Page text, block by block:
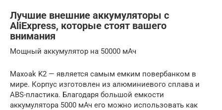
Лучшие внешние аккумуляторы с
AliExpress, которые стоят вашего
внимания
Мощный аккумулятор на 50000 мАч
Maxoak K2 — является самым емким повербанком в
мире. Корпус изготовлен из алюминиевого сплава и
ABS-пластика. Благодаря большой емкости
аккумулятора 5000 мАч его можно использовать как